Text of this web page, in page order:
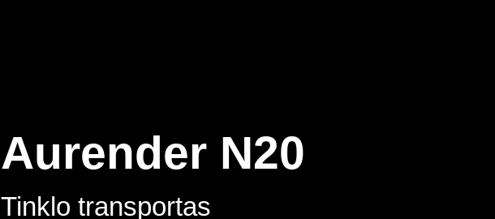
Aurender N20
Tinklo transportas